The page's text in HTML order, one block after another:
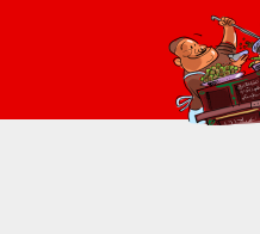
021_2.png